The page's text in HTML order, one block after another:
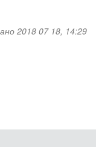
2018 07 18, 14:29